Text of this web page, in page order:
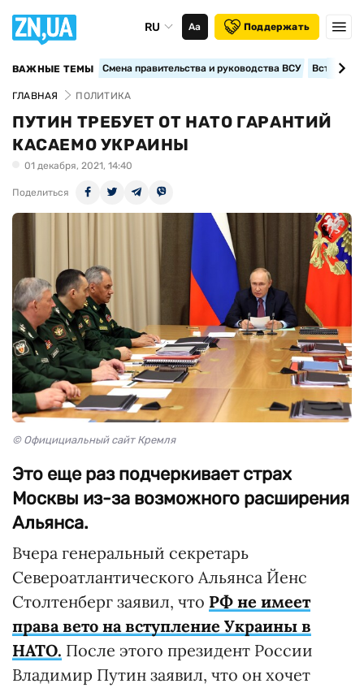
RU Аа Поддержать
ВАЖНЫЕ ТЕМЫ Смена правительства и руководства ВСУ
ГЛАВНАЯ ПОЛИТИКА
ПУТИН ТРЕБУЕТ ОТ НАТО ГАРАНТИЙ
КАСАЕМО УКРАИНЫ
01 декабря, 2021, 14:40
Поделиться
© Официциальный сайт Кремля
Это еще раз подчеркивает страх
Москвы из-за возможного расширения
Альянса.
Вчера генеральный секретарь
Североатлантического Альянса Йенс
Столтенберг заявил, что РФ не имеет
права вето на вступление Украины в
НАТО. После этого президент России
Владимир Путин заявил, что он хочет